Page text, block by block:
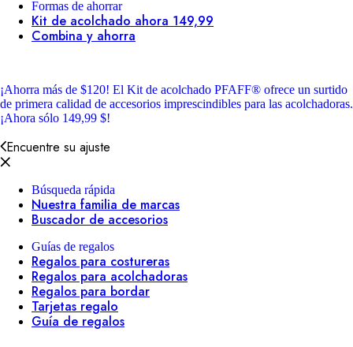
Formas de ahorrar
Kit de acolchado ahora 149,99
Combina y ahorra
¡Ahorra más de $120! El Kit de acolchado PFAFF® ofrece un surtido
de primera calidad de accesorios imprescindibles para las acolchadoras.
¡Ahora sólo 149,99 $!
Encuentre su ajuste
Búsqueda rápida
Nuestra familia de marcas
Buscador de accesorios
Guías de regalos
Regalos para costureras
Regalos para acolchadoras
Regalos para bordar
Tarjetas regalo
Guía de regalos